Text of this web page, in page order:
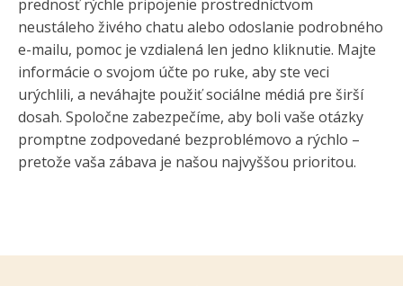
prednosť rýchle pripojenie prostredníctvom
neustáleho živého chatu alebo odoslanie podrobného
e-mailu, pomoc je vzdialená len jedno kliknutie. Majte
informácie o svojom účte po ruke, aby ste veci
urýchlili, a neváhajte použiť sociálne médiá pre širší
dosah. Spoločne zabezpečíme, aby boli vaše otázky
promptne zodpovedané bezproblémovo a rýchlo –
pretože vaša zábava je našou najvyššou prioritou.